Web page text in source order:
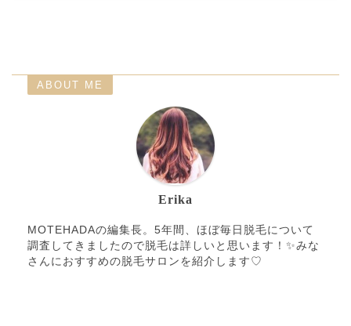
ABOUT ME
Erika
MOTEHADAの編集長。5年間、ほぼ毎日脱毛について
調査してきましたので脱毛は詳しいと思います！✨みな
さんにおすすめの脱毛サロンを紹介します♡